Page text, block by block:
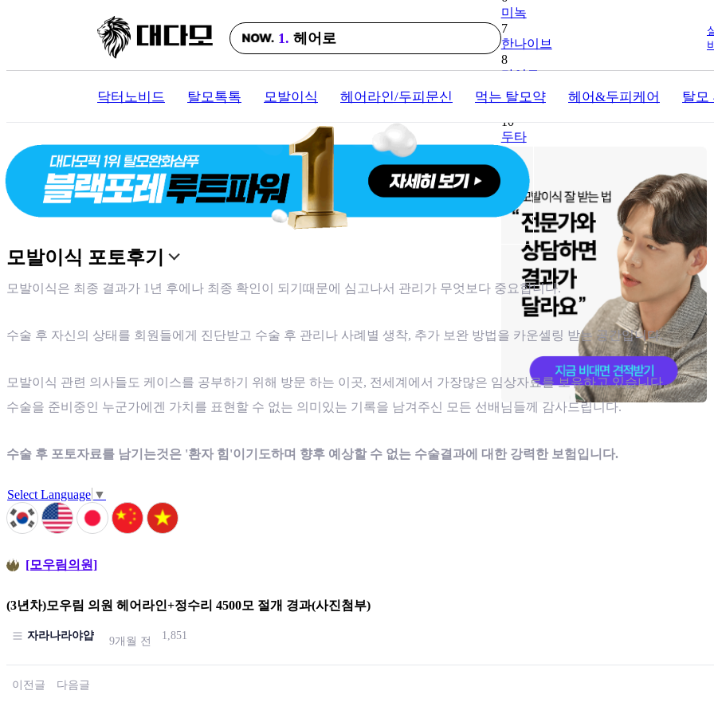
1.헤어로
2.맘모스
5.jp
6.
7.한나이브
10.두타
미녹
7
한나이브
8
마이모
9
모다올
10
두타
닥터노비드 탈모톡톡 모발이식 헤어라인/두피문신 먹는 탈모약 헤어&두피케어 탈모
모발이식 포토후기
모발이식은 최종 결과가 1년 후에나 최종 확인이 되기때문에 심고나서 관리가 무엇보다 중요합니다.
수술 후 자신의 상태를 회원들에게 진단받고 수술 후 관리나 사례별 생착, 추가 보완 방법을 카운셀링 받는 공간입니다.
모발이식 관련 의사들도 케이스를 공부하기 위해 방문 하는 이곳, 전세계에서 가장많은 임상자료를 보유하고 있습니다.
수술을 준비중인 누군가에겐 가치를 표현할 수 없는 의미있는 기록을 남겨주신 모든 선배님들께 감사드립니다.
수술 후 포토자료를 남기는것은 '환자 힘'이기도하며 향후 예상할 수 없는 수술결과에 대한 강력한 보험입니다.
Select Language ▼
[모우림의원]
(3년차)모우림 의원 헤어라인+정수리 4500모 절개 경과(사진첨부)
자라나라야얍 9개월 전 1,851
이전글 다음글